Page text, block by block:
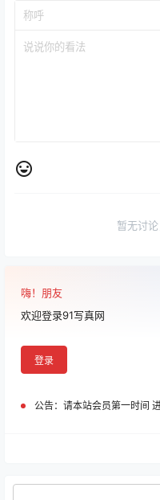
暂无讨
嗨！朋友
欢迎登录91写真网
登录
公告： 请本站会员第一时间 进